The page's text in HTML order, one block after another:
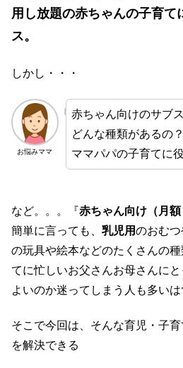
用し放題の赤ちゃんの子育て
ス。
しかし・・・
お悩みママ
赤ちゃん向けのサブ
どんな種類があるの？
ママパパの子育てに
など。。。『赤ちゃん向け（月額
簡単に言っても、 乳児用のおむつ
の玩具や絵本などのたくさんの
てに忙しいお父さんお母さんに
よいのか迷ってしまう人も多いは
そこで今回は、そんな育児・子
を解決できる